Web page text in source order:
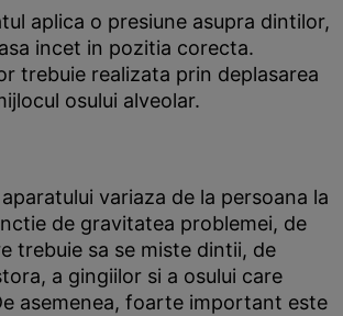
aplica o presiune asupra dintilor,
incet in pozitia corecta.
trebuie realizata prin deplasarea
osului alveolar.
variaza de la persoana la
de gravitatea problemei, de
trebuie sa se miste dintii, de
a gingiilor si a osului care
asemenea, foarte important este